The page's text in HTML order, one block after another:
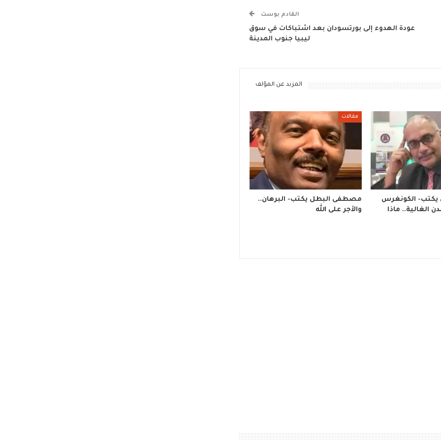
القادم بوست
عودة الهدوء إلى بورتسودان بعد اشتباكات في سوق
ليبيا جنوب المدينة
المزيد عن المؤلف
يكتب- الكونغرس
الغالية.. ماذا
مقالات
مصطفى البطل يكتب- البرهان..
والأجر على الله